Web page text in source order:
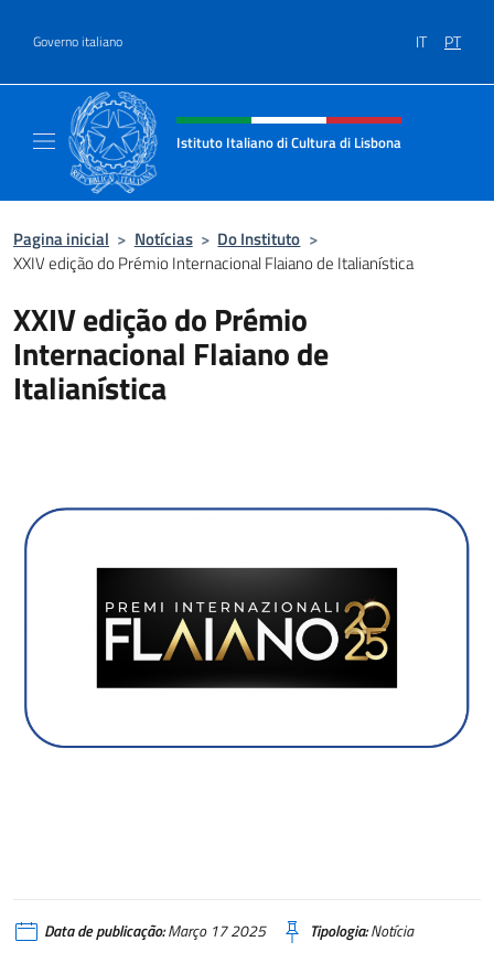
Governo italiano IT PT
Site, social e cabeçalho do menu
Istituto Italiano di Cultura di Lisbona
Pagina inicial > Notícias > Do Instituto >
XXIV edição do Prémio Internacional Flaiano de Italianística
XXIV edição do Prémio
Internacional Flaiano de
Italianística
Data de publicação:Março 17 2025 Tipologia:Notícia